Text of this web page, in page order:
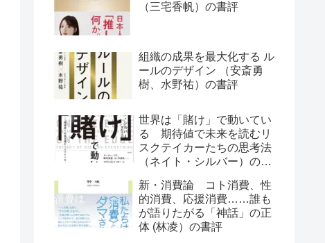
（三宅香帆）の書評
組織の成果を最大化する ル
ールのデザイン （安斎勇
樹、水野祐）の書評
世界は「賭け」で動いてい
る 期待値で未来を読むリ
スクテイカーたちの思考法
（ネイト・シルバー）の書
新・消費論 コト消費、性
的消費、応援消費……誰も
が語りたがる「神話」の正
体 (林凌）の書評